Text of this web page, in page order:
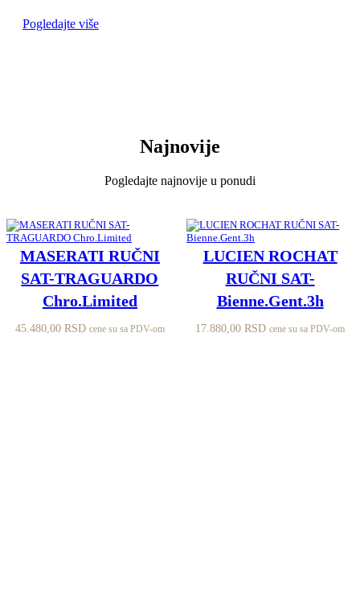
Pogledajte više
Najnovije
Pogledajte najnovije u ponudi
MASERATI RUČNI
SAT-TRAGUARDO
Chro.Limited
45.480,00 RSD cene su sa PDV-om
LUCIEN ROCHAT
RUČNI SAT-
Bienne.Gent.3h
17.880,00RSD cene su sa PDV-om